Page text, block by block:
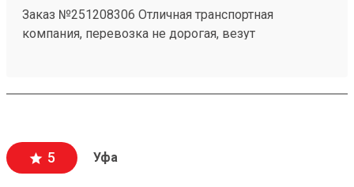
Заказ №251208306 Отличная транспортная
компания, перевозка не дорогая, везут
с данной ТК!
5 Уфа